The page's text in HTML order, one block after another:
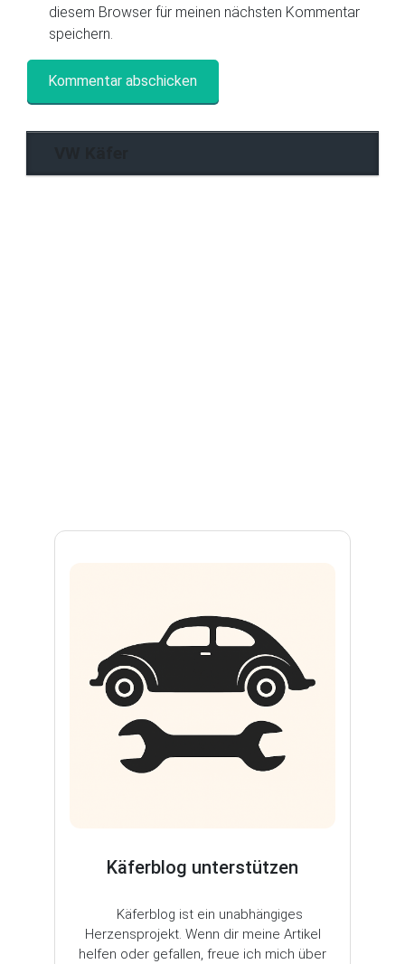
diesem Browser für meinen nächsten Kommentar
speichern.
Käferblog unterstützen
Käferblog ist ein unabhängiges
Herzensprojekt. Wenn dir meine Artikel
helfen oder gefallen, freue ich mich über